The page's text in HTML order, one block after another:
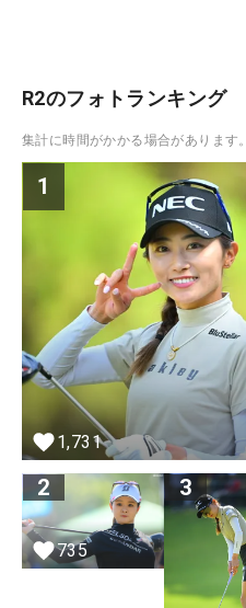
R2のフォトランキング
集計に時間がかかる場合があります。
1
1,731
2
735
3